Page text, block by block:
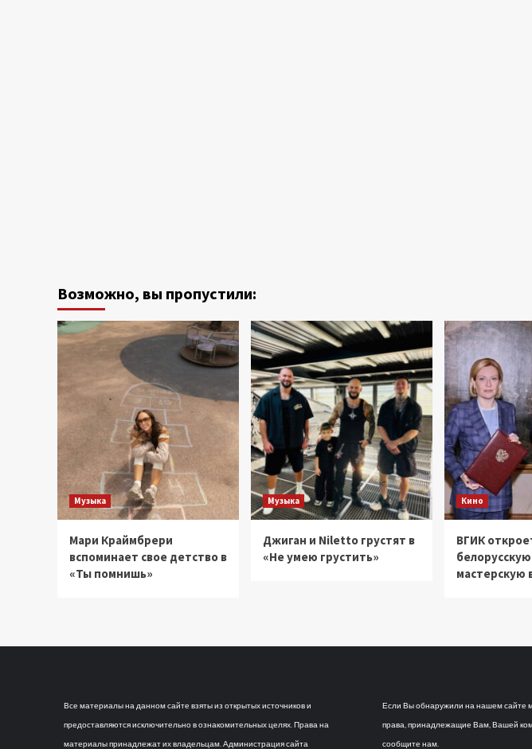
Возможно, вы пропустили:
Музыка
Мари Краймбрери
вспоминает свое детство в
«Ты помнишь»
Музыка
Джиган и Niletto грустят в
«Не умею грустить»
Кино
ВГИК
мастерскую
Все материалы на данном сайте взяты из открытых источников и
предоставляются исключительно в ознакомительных целях. Права на
материалы принадлежат их владельцам. Администрация сайта
Если Вы обнаружили на нашем сайте
права, принадлежащие Вам, Вашей
сообщите нам.